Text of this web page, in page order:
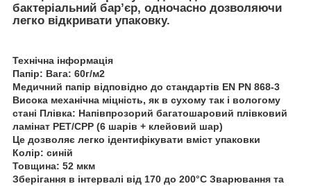
бактеріальний бар’єр, одночасно дозволяючи
легко відкривати упаковку.
Технічна інформація
Папір: Вага: 60г/м2
Медичний папір відповідно до стандартів EN PN 868-3
Висока механічна міцність, як в сухому так і вологому
стані Плівка: Напівпрозорий багатошаровий плівковий
ламінат PET/CPP (6 шарів + клейовий шар)
Це дозволяє легко ідентифікувати вміст упаковки
Колір: синій
Товщина: 52 мкм
Зберігання в інтервалі від 170 до 200°C Зварювання та